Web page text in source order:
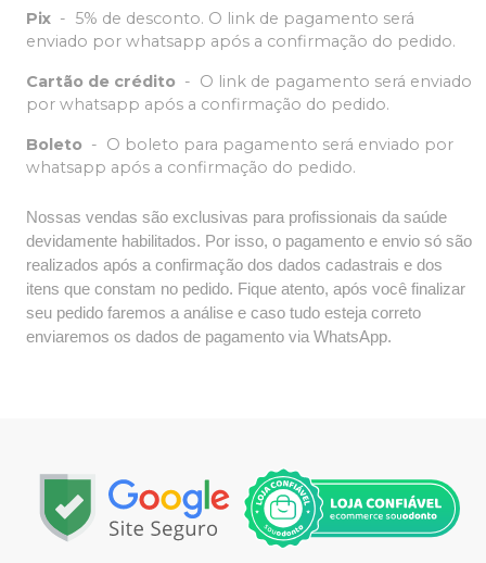
Pix - 5% de desconto. O link de pagamento será
enviado por whatsapp após a confirmação do pedido.
Cartão de crédito - O link de pagamento será enviado
por whatsapp após a confirmação do pedido.
Boleto - O boleto para pagamento será enviado por
whatsapp após a confirmação do pedido.
Nossas vendas são exclusivas para profissionais da saúde
devidamente habilitados. Por isso, o pagamento e envio só são
realizados após a confirmação dos dados cadastrais e dos
itens que constam no pedido. Fique atento, após você finalizar
seu pedido faremos a análise e caso tudo esteja correto
enviaremos os dados de pagamento via WhatsApp.